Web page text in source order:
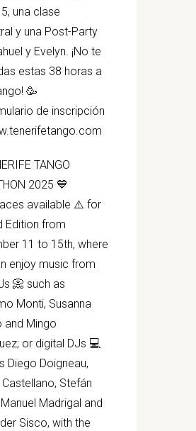
una clase
y una Post-Party
y Evelyn. ¡No te
estas 38 horas a
🥳
de inscripción
TANGO
2025 💙
available ⚠️ for
Edition from
11 to 15th, where
enjoy music from
📀 such as
Monti, Susanna
and Mingo
or digital DJs 💻
Diego Doigneau,
Castellano, Stefán
Madrigal and
Sisco, with the